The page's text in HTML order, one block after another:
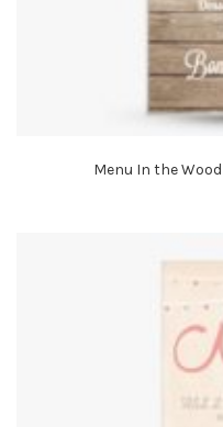
Menu In the